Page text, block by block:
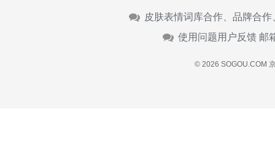
皮肤表情词库合作、品牌合
使用问题用户反馈 邮
© 2026 SOGOU.COM